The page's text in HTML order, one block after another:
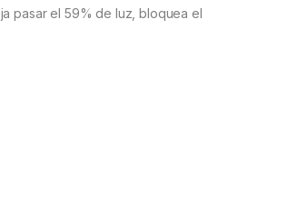
pasar el 59% de luz, bloquea el